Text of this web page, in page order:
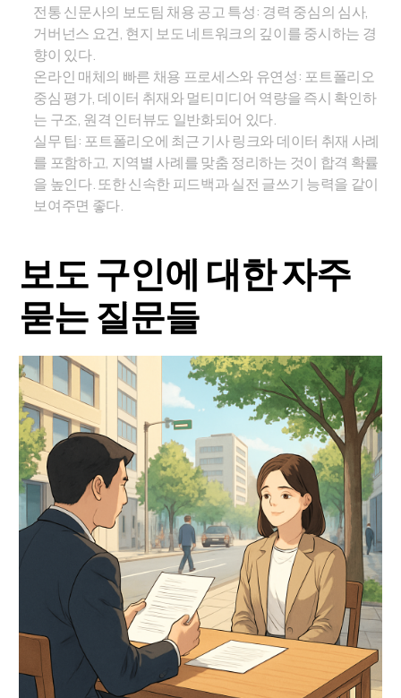
전통 신문사의 보도팀 채용 공고 특성: 경력 중심의 심사,
거버넌스 요건, 현지 보도 네트워크의 깊이를 중시하는 경
향이 있다.
온라인 매체의 빠른 채용 프로세스와 유연성: 포트폴리오
중심 평가, 데이터 취재와 멀티미디어 역량을 즉시 확인하
는 구조, 원격 인터뷰도 일반화되어 있다.
실무 팁: 포트폴리오에 최근 기사 링크와 데이터 취재 사례
를 포함하고, 지역별 사례를 맞춤 정리하는 것이 합격 확률
을 높인다. 또한 신속한 피드백과 실전 글쓰기 능력을 같이
보여주면 좋다.
보도 구인에 대한 자주
묻는 질문들